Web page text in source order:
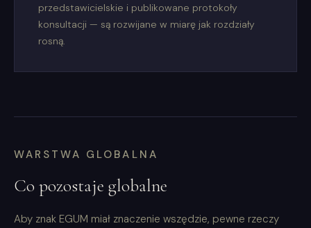
przedstawicielskie i publikowane protokoły
konsultacji — są rozwijane w miarę jak rozdziały
rosną.
WARSTWA GLOBALNA
Co pozostaje globalne
Aby znak EGUM miał znaczenie wszędzie, pewne rzeczy